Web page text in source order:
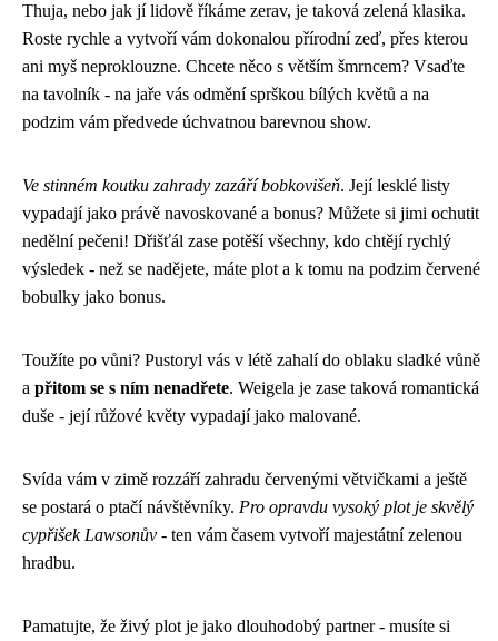
Thuja, nebo jak jí lidově říkáme zerav, je taková zelená klasika.
Roste rychle a vytvoří vám dokonalou přírodní zeď, přes kterou
ani myš neproklouzne. Chcete něco s větším šmrncem? Vsaďte
na tavolník - na jaře vás odmění sprškou bílých květů a na
podzim vám předvede úchvatnou barevnou show.
Ve stinném koutku zahrady zazáří bobkovišeň. Její lesklé listy
vypadají jako právě navoskované a bonus? Můžete si jimi ochutit
nedělní pečeni! Dřišťál zase potěší všechny, kdo chtějí rychlý
výsledek - než se nadějete, máte plot a k tomu na podzim červené
bobulky jako bonus.
Toužíte po vůni? Pustoryl vás v létě zahalí do oblaku sladké vůně
a přitom se s ním nenadřete. Weigela je zase taková romantická
duše - její růžové květy vypadají jako malované.
Svída vám v zimě rozzáří zahradu červenými větvičkami a ještě
se postará o ptačí návštěvníky. Pro opravdu vysoký plot je skvělý
cypřišek Lawsonův - ten vám časem vytvoří majestátní zelenou
hradbu.
Pamatujte, že živý plot je jako dlouhodobý partner - musíte si